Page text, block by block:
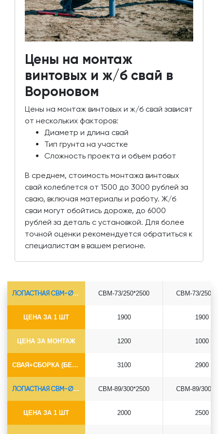
Цены на монтаж
винтовых и ж/б свай в
Вороновом
Цены на монтаж винтовых и ж/б свай зависят
от нескольких факторов:
Диаметр и длина свай
Тип грунта на участке
Сложность проекта и объем работ
В среднем, стоимость монтажа винтовых
свай колеблется от 1500 до 3000 рублей за
сваю, включая материалы и работу. Ж/б
сваи могут обойтись дороже, до 6000
рублей за деталь с установкой. Для более
точной оценки рекомендуется обратиться к
специалистам в вашем регионе.
ЛОПАСТНАЯ СВМ-Ø73*5.5
ЦЕНА ЗА 1 ШТ
ЦЕНА ЗА МОНТАЖ
СВАЯ+СБОРКА (БЕЗ ОГОЛОВКА)
СВМ-73/250*2500
1900
1200
3100
СВМ-73/
1900
1000
2900
ЛОПАСТНАЯ СВМ-Ø89*6.5
ЦЕНА ЗА 1 ШТ
СВМ-89/300*2500
2000
СВМ-89/
2500